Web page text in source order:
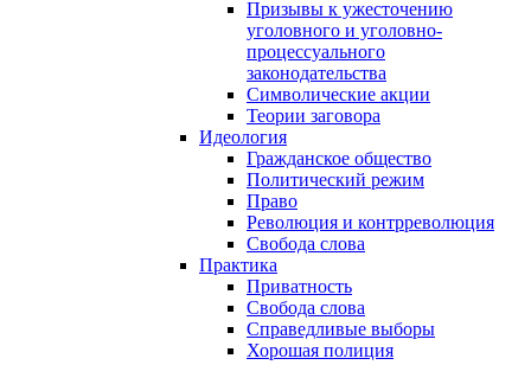
Призывы к ужесточению
уголовного и уголовно-
процессуального
законодательства
Символические акции
Теории заговора
Идеология
Гражданское общество
Политический режим
Право
Революция и контрреволюция
Свобода слова
Практика
Приватность
Свобода слова
Справедливые выборы
Хорошая полиция